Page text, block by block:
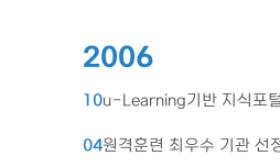
2006
10u-Learning기반 지식포
04원격훈련 최우수 기관 선